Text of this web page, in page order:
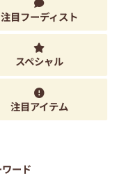
注目フーディスト
スペシャル
注目アイテム
ード